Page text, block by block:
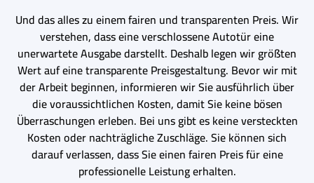
Und das alles zu einem fairen und transparenten Preis. Wir
verstehen, dass eine verschlossene Autotür eine
unerwartete Ausgabe darstellt. Deshalb legen wir größten
Wert auf eine transparente Preisgestaltung. Bevor wir mit
der Arbeit beginnen, informieren wir Sie ausführlich über
die voraussichtlichen Kosten, damit Sie keine bösen
Überraschungen erleben. Bei uns gibt es keine versteckten
Kosten oder nachträgliche Zuschläge. Sie können sich
darauf verlassen, dass Sie einen fairen Preis für eine
professionelle Leistung erhalten.